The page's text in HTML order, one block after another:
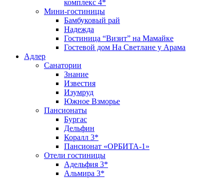
комплекс 4*
Мини-гостиницы
Бамбуковый рай
Надежда
Гостиница “Визит” на Мамайке
Гостевой дом На Светлане у Арама
Адлер
Санатории
Знание
Известия
Изумруд
Южное Взморье
Пансионаты
Бургас
Дельфин
Коралл 3*
Пансионат «ОРБИТА-1»
Отели гостиницы
Адельфия 3*
Альмира 3*